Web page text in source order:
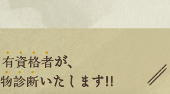
有資格者が、
物診断いたします!!